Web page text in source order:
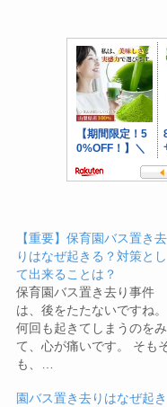
【重要】保育園バス置き去
りはなぜ起きる？対策とし
て出来ることは？
保育園バス置き去り事件
は、後をたたないですね。
何回も起きてしまうのをみ
て、心が痛いです。 そも
も、…
園バス置き去りはなぜ起き